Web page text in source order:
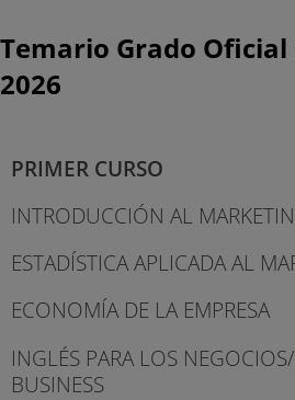
Temario Grado
2026
PRIMER CURSO
INTRODUCCIÓN AL
ESTADÍSTICA APLICADA AL
ECONOMÍA DE LA EMPRESA
INGLÉS PARA LOS
BUSINESS